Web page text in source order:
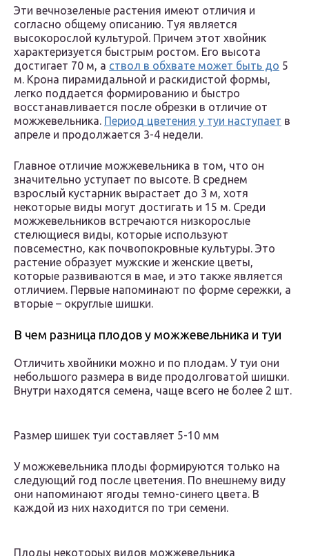
Эти вечнозеленые растения имеют отличия и
согласно общему описанию. Туя является
высокорослой культурой. Причем этот хвойник
характеризуется быстрым ростом. Его высота
достигает 70 м, а ствол в обхвате может быть до 5
м. Крона пирамидальной и раскидистой формы,
легко поддается формированию и быстро
восстанавливается после обрезки в отличие от
можжевельника. Период цветения у туи наступает в
апреле и продолжается 3-4 недели.
Главное отличие можжевельника в том, что он
значительно уступает по высоте. В среднем
взрослый кустарник вырастает до 3 м, хотя
некоторые виды могут достигать и 15 м. Среди
можжевельников встречаются низкорослые
стелющиеся виды, которые используют
повсеместно, как почвопокровные культуры. Это
растение образует мужские и женские цветы,
которые развиваются в мае, и это также является
отличием. Первые напоминают по форме сережки, а
вторые – округлые шишки.
В чем разница плодов у можжевельника и туи
Отличить хвойники можно и по плодам. У туи они
небольшого размера в виде продолговатой шишки.
Внутри находятся семена, чаще всего не более 2 шт.
Размер шишек туи составляет 5-10 мм
У можжевельника плоды формируются только на
следующий год после цветения. По внешнему виду
они напоминают ягоды темно-синего цвета. В
каждой из них находится по три семени.
Плоды некоторых видов можжевельника